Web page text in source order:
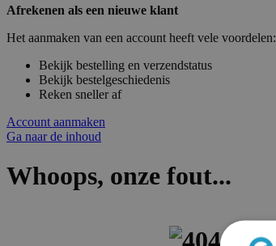
Afrekenen als een nieuwe klant
Het aanmaken van een account heeft vele voordelen:
Bekijk bestelling en verzendstatus
Bekijk bestelgeschiedenis
Reken sneller af
Account aanmaken
Ga naar de inhoud
Whoops, onze fout...